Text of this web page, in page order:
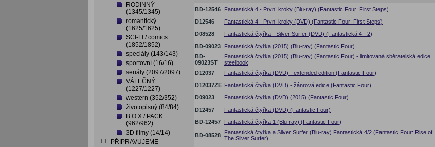
RODINNÝ
(1345/1345)
romantický
(1625/1625)
SCI-FI / comics
(1852/1852)
speciály (143/143)
sportovní (16/16)
seriály (2097/2097)
VÁLEČNÝ
(1227/1227)
western (352/352)
životopisný (84/84)
B O X / PACK
(962/962)
3D filmy (14/14)
PŘIPRAVUJEME
BD-12546
Fantastická 4 - První kroky (Blu-ray) (Fantastic Four: First Steps)
D12546
Fantastická 4 - První kroky (DVD) (Fantastic Four: First Steps)
D08528
Fantastická čtyřka - Silver Surfer (DVD) (Fantastická 4 - 2)
BD-09023
Fantastická čtyřka (2015) (Blu-ray) (Fantastic Four)
BD-
09023ST
Fantastická čtyřka (2015) (Blu-ray) (Fantastic Four) - limitovaná sběratelská edice
steelbook
D12037 Fantastická čtyřka (DVD) - extended edition (Fantastic Four)
D12037ZE Fantastická čtyřka (DVD) - žánrová edice (Fantastic Four)
D09023
Fantastická čtyřka (DVD) (2015) (Fantastic Four)
D12457
Fantastická čtyřka (DVD) (Fantastic Four)
BD-12457
Fantastická čtyřka 1 (Blu-ray) (Fantastic Four)
BD-08528
Fantastická čtyřka a Silver Surfer (Blu-ray) Fantastická 4/2 (Fantastic Four: Rise of
The Silver Surfer)